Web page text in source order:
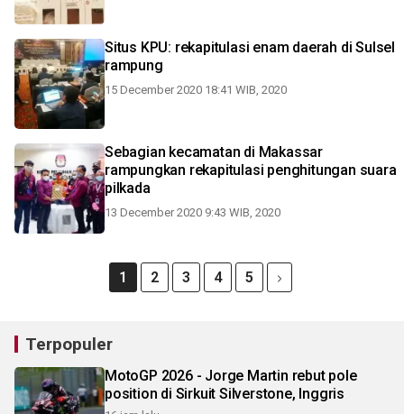
Situs KPU: rekapitulasi enam daerah di Sulsel
rampung
15 December 2020 18:41 WIB, 2020
Sebagian kecamatan di Makassar
rampungkan rekapitulasi penghitungan suara
pilkada
13 December 2020 9:43 WIB, 2020
1 2 3 4 5
Terpopuler
MotoGP 2026 - Jorge Martin rebut pole
position di Sirkuit Silverstone, Inggris